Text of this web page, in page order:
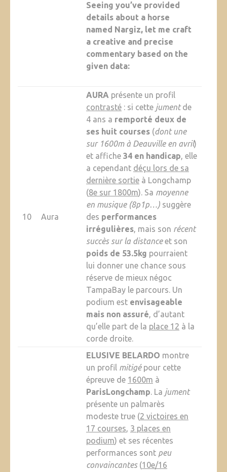
Seeing you’ve provided
details about a horse
named Nargiz, let me craft
a creative and precise
commentary based on the
given data:
10 Aura
AURA présente un profil
contrasté: si cette jumentde
4 ans a remporté deux de
ses huit courses(dont une
sur 1600m à Deauville en avril)
et affiche 34 en handicap, elle
a cependant déçu lors de sa
dernière sortieà Longchamp
(8e sur 1800m). Sa moyenne
en musique (8p1p…)suggère
des performances
irrégulières, mais son récent
succès sur la distanceet son
poids de 53.5kg pourraient
lui donner une chance sous
réserve de mieux négoc
TampaBay le parcours. Un
podium est envisageable
mais non assuré, d’autant
qu’elle part de la place 12 à la
corde droite.
ELUSIVE BELARDO montre
un profil mitigépour cette
épreuve de 1600m à
ParisLongchamp. La jument
présente un palmarès
modeste true (2 victoires en
17 courses, 3 places en
podium) et ses récentes
performances sont peu
convaincantes(10e/16